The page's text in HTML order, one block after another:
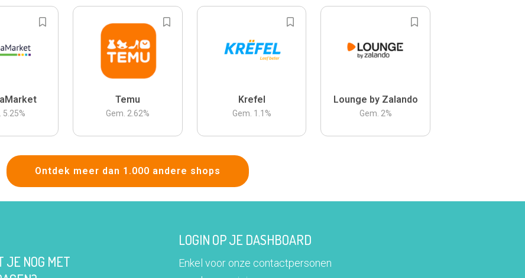
5.25%
Temu
Gem. 2.62%
Krefel
Gem. 1.1 %
Lounge by Zalando
Gem. 2%
Ontdek meer dan 1.000 andere shops
JE NOG MET
LOGIN OP JE DASHBOARD
Enkel voor onze contactpersonen